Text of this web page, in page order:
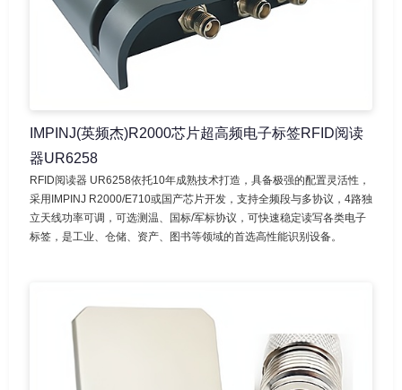
IMPINJ(英频杰)R2000芯片超高频电子标签RFID阅读
器UR6258
RFID阅读器 UR6258依托10年成熟技术打造，具备极强的配置灵活性，
采用IMPINJ R2000/E710或国产芯片开发，支持全频段与多协议，4路独
立天线功率可调，可选测温、国标/军标协议，可快速稳定读写各类电子
标签，是工业、仓储、资产、图书等领域的首选高性能识别设备。